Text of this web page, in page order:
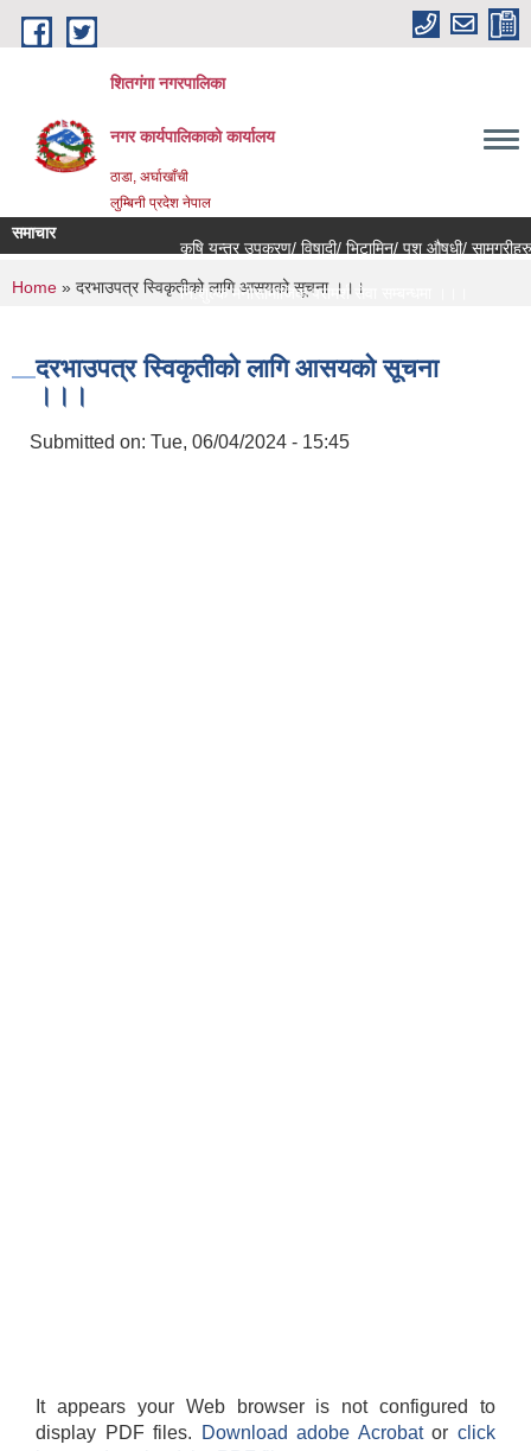
Skip to main content
शितगंगा नगरपालिका
नगर कार्यपालिकाकाे कार्यालय
ठाडा, अर्घाखाँची
लुम्बिनी प्रदेश नेपाल
समाचार
कृषि यन्त्र उपकरण/ विषादी/ भिटामिन/ पशु औषधी/
नि:शुल्क मनोसामाजिक परामर्श सेवा सम्बन्धमा ।।।
You are here
Home » दरभाउपत्र स्विकृतीको लागि आसयको सूचना ।।।
दरभाउपत्र स्विकृतीको लागि आसयको सूचना
।।।
Submitted on: Tue, 06/04/2024 - 15:45
It appears your Web browser is not configured to
display PDF files.
Download adobe Acrobatorclick